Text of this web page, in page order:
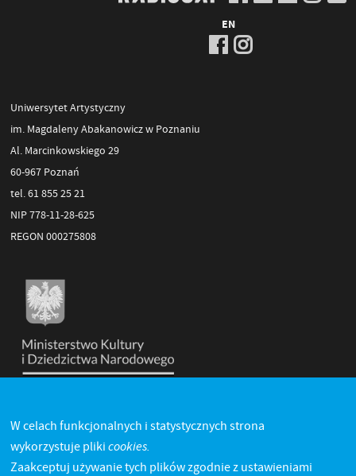
EN
Uniwersytet Artystyczny
im. Magdaleny Abakanowicz w Poznaniu
Al. Marcinkowskiego 29
60-967 Poznań
tel. 61 855 25 21
NIP 778-11-28-625
REGON 000275808
W celach funkcjonalnych i statystycznych strona
wykorzystuje pliki cookies.
Zaakceptuj używanie tych plików zgodnie z ustawieniami